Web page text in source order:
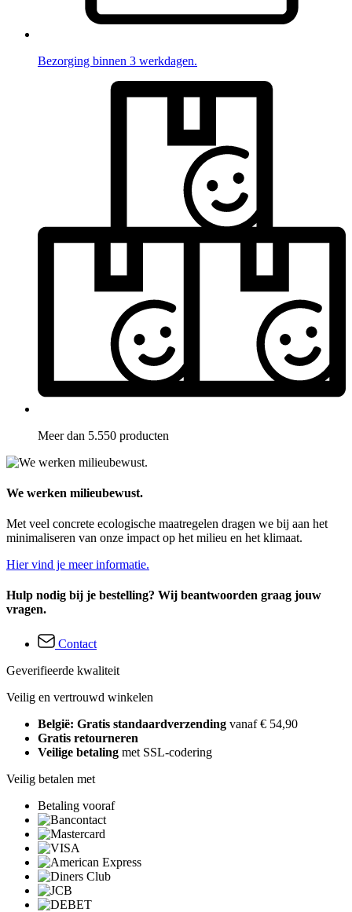
Bezorging binnen 3 werkdagen.
Meer dan 5.550 producten
We werken milieubewust.
Met veel concrete ecologische maatregelen dragen we bij aan het
minimaliseren van onze impact op het milieu en het klimaat.
Hier vind je meer informatie.
Hulp nodig bij je bestelling? Wij beantwoorden graag jouw
vragen.
Contact
Geverifieerde kwaliteit
Veilig en vertrouwd winkelen
België: Gratis standaardverzending vanaf € 54,90
Gratis retourneren
Veilige betaling met SSL-codering
Veilig betalen met
Betaling vooraf